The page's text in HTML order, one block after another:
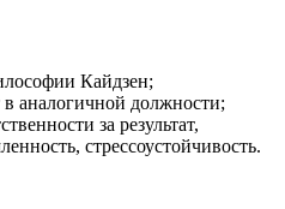
Кайдзен;
аналогичной должности;
за результат,
стрессоустойчивость.